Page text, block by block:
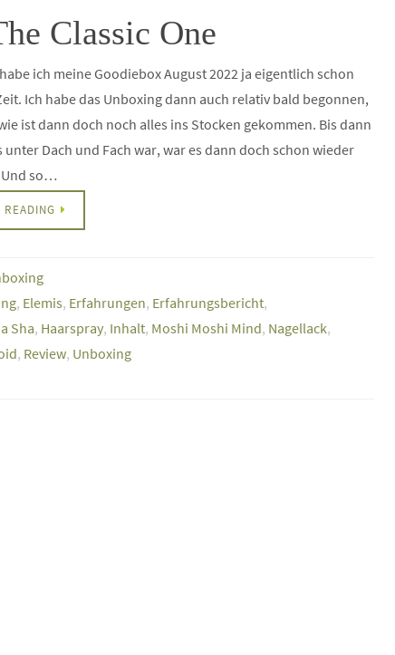
Classic One
ich meine Goodiebox August 2022 ja eigentlich schon
Ich habe das Unboxing dann auch relativ bald begonnen,
ist dann doch noch alles ins Stocken gekommen. Bis dann
unter Dach und Fach war, war es dann doch schon wieder
Und so…
READING
, Elemis, Erfahrungen, Erfahrungsbericht,
Sha, Haarspray, Inhalt, Moshi Moshi Mind, Nagellack,
, Review, Unboxing